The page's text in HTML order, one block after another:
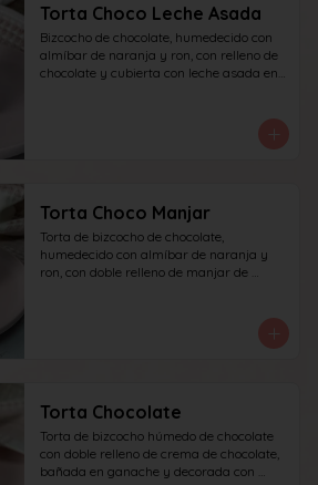
Torta Choco Leche Asada
Bizcocho de chocolate, humedecido con
almíbar de naranja y ron, con relleno de
chocolate y cubierta con leche asada en
Torta Choco Manjar
Torta de bizcocho de chocolate,
humedecido con almíbar de naranja y
ron, con doble relleno de manjar de
Torta Chocolate
Torta de bizcocho húmedo de chocolate
con doble relleno de crema de chocolate,
bañada en ganache y decorada con